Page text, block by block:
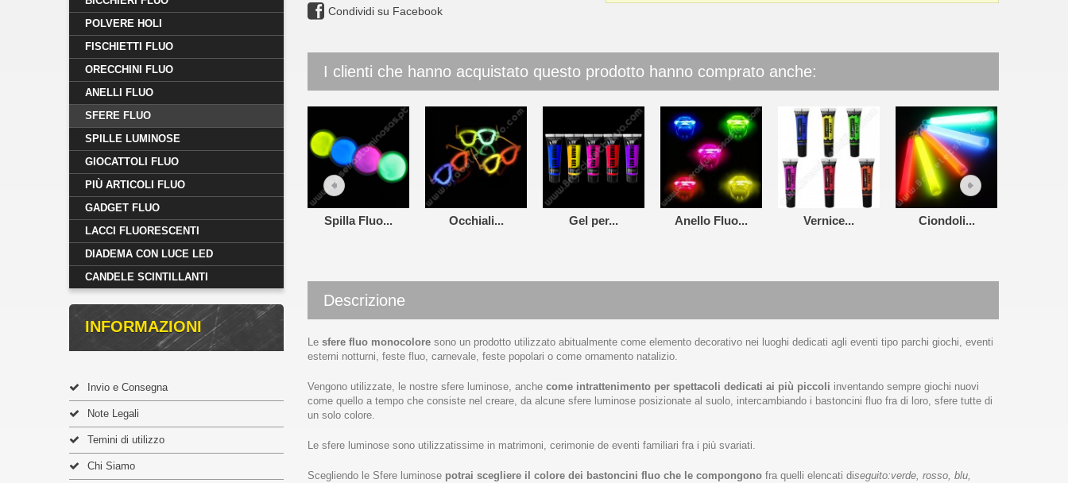
POLVERE HOLI
FISCHIETTI FLUO
ORECCHINI FLUO
ANELLI FLUO
SFERE FLUO
SPILLE LUMINOSE
GIOCATTOLI FLUO
PIÙ ARTICOLI FLUO
GADGET FLUO
LACCI FLUORESCENTI
DIADEMA CON LUCE LED
CANDELE SCINTILLANTI
INFORMAZIONI
Invio e Consegna
Note Legali
Temini di utilizzo
Chi Siamo
Condividi su Facebook
I clienti che hanno acquistato questo prodotto hanno comprato anche:
Spilla Fluo... Occhiali... Gel per... Anello Fluo... Vernice... Ciondoli...
Descrizione
Le sfere fluo monocolore sono un prodotto utilizzato abitualmente come elemento decorativo nei luoghi dedicati agli eventi tipo parchi giochi, eventi
esterni notturni, feste fluo, carnevale, feste popolari o come ornamento natalizio.
Vengono utilizzate, le nostre sfere luminose, anche come intrattenimento per spettacoli dedicati ai più piccoli inventando sempre giochi nuovi
come quello a tempo che consiste nel creare, da alcune sfere luminose posizionate al suolo, intercambiando i bastoncini fluo fra di loro, sfere tutte di
un solo colore.
Le sfere luminose sono utilizzatissime in matrimoni, cerimonie de eventi familiari fra i più svariati.
Scegliendo le Sfere luminose potrai scegliere il colore dei bastoncini fluo che le compongono fra quelli elencati diseguito:verde, rosso, blu,